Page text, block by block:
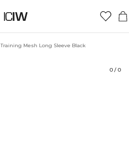
Training Mesh Long Sleeve Black
0 / 0